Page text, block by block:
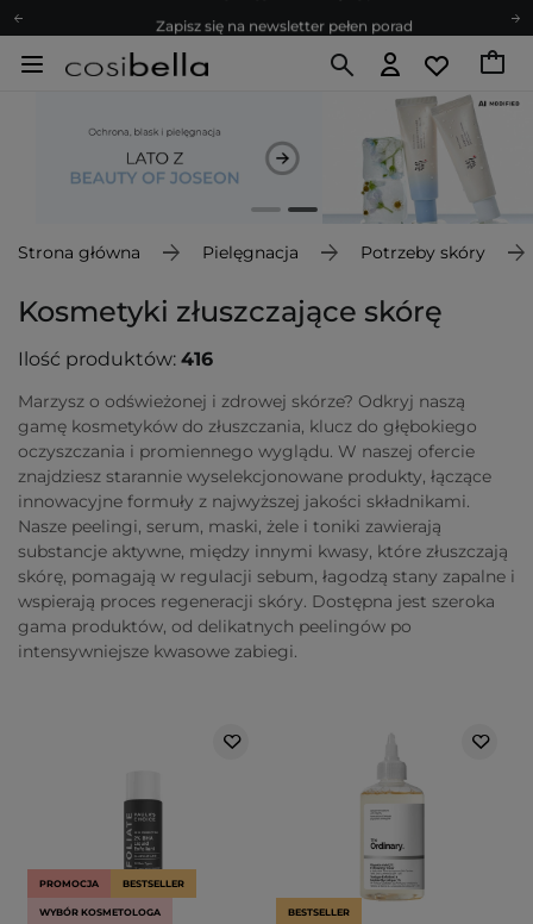
Zapisz się na newsletter pełen porad
Bezpłatne konsultacje kosmetologiczne
Poleć nas i zyskaj jeszcze więcej punktów
Zapisz się na newsletter pełen porad
Strona główna Pielęgnacja Potrzeby skóry
Kosmetyki złuszczające skórę
Ilość produktów: 416
Marzysz o odświeżonej i zdrowej skórze? Odkryj naszą
gamę kosmetyków do złuszczania, klucz do głębokiego
oczyszczania i promiennego wyglądu. W naszej ofercie
znajdziesz starannie wyselekcjonowane produkty, łączące
innowacyjne formuły z najwyższej jakości składnikami.
Nasze peelingi, serum, maski, żele i toniki zawierają
substancje aktywne, między innymi kwasy, które złuszczają
skórę, pomagają w regulacji sebum, łagodzą stany zapalne i
wspierają proces regeneracji skóry. Dostępna jest szeroka
gama produktów, od delikatnych peelingów po
intensywniejsze kwasowe zabiegi.
PROMOCJA BESTSELLER
WYBÓR KOSMETOLOGA BESTSELLER